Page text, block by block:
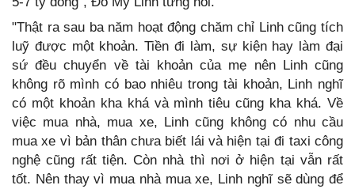
"Thật ra sau ba năm hoạt động chăm chỉ Linh cũng tích
luỹ được một khoản. Tiền đi làm, sự kiện hay làm đại
sứ đều chuyển về tài khoản của mẹ nên Linh cũng
không rõ mình có bao nhiêu trong tài khoản, Linh nghĩ
có một khoản kha khá và mình tiêu cũng kha khá. Về
việc mua nhà, mua xe, Linh cũng không có nhu cầu
mua xe vì bản thân chưa biết lái và hiện tại đi taxi công
nghệ cũng rất tiện. Còn nhà thì nơi ở hiện tại vẫn rất
tốt. Nên thay vì mua nhà mua xe, Linh nghĩ sẽ dùng để